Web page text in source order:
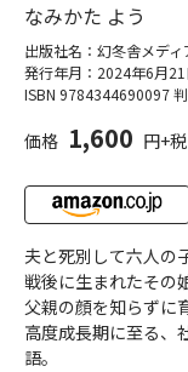
なみかた よう
出版社名：幻冬舎メデ
発行年月：2024年6月21
ISBN 9784344690097
価格 1,600 円+税
夫と死別して六人の
戦後に生まれたその
父親の顔を知らずに
高度成長期に至る、
語。